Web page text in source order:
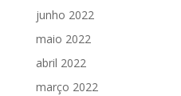
junho 2022
maio 2022
abril 2022
março 2022